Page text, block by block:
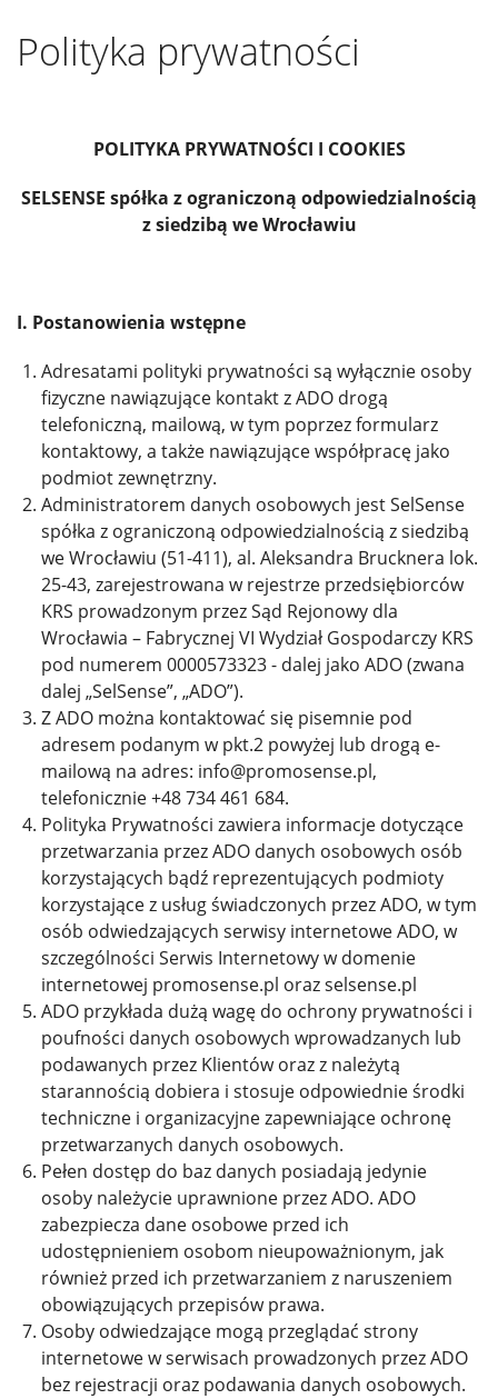
Polityka prywatności
POLITYKA PRYWATNOŚCI I COOKIES
SELSENSE spółka z ograniczoną odpowiedzialnością
z siedzibą we Wrocławiu
I. Postanowienia wstępne
Adresatami polityki prywatności są wyłącznie osoby
fizyczne nawiązujące kontakt z ADO drogą
telefoniczną, mailową, w tym poprzez formularz
kontaktowy, a także nawiązujące współpracę jako
podmiot zewnętrzny.
Administratorem danych osobowych jest SelSense
spółka z ograniczoną odpowiedzialnością z siedzibą
we Wrocławiu (51-411), al. Aleksandra Brucknera lok.
25-43, zarejestrowana w rejestrze przedsiębiorców
KRS prowadzonym przez Sąd Rejonowy dla
Wrocławia – Fabrycznej VI Wydział Gospodarczy KRS
pod numerem 0000573323 - dalej jako ADO (zwana
dalej „SelSense”, „ADO”).
Z ADO można kontaktować się pisemnie pod
adresem podanym w pkt.2 powyżej lub drogą e-
mailową na adres: info@promosense.pl,
telefonicznie +48 734 461 684.
Polityka Prywatności zawiera informacje dotyczące
przetwarzania przez ADO danych osobowych osób
korzystających bądź reprezentujących podmioty
korzystające z usług świadczonych przez ADO, w tym
osób odwiedzających serwisy internetowe ADO, w
szczególności Serwis Internetowy w domenie
internetowej promosense.pl oraz selsense.pl
ADO przykłada dużą wagę do ochrony prywatności i
poufności danych osobowych wprowadzanych lub
podawanych przez Klientów oraz z należytą
starannością dobiera i stosuje odpowiednie środki
techniczne i organizacyjne zapewniające ochronę
przetwarzanych danych osobowych.
Pełen dostęp do baz danych posiadają jedynie
osoby należycie uprawnione przez ADO. ADO
zabezpiecza dane osobowe przed ich
udostępnieniem osobom nieupoważnionym, jak
również przed ich przetwarzaniem z naruszeniem
obowiązujących przepisów prawa.
Osoby odwiedzające mogą przeglądać strony
internetowe w serwisach prowadzonych przez ADO
bez rejestracji oraz podawania danych osobowych.